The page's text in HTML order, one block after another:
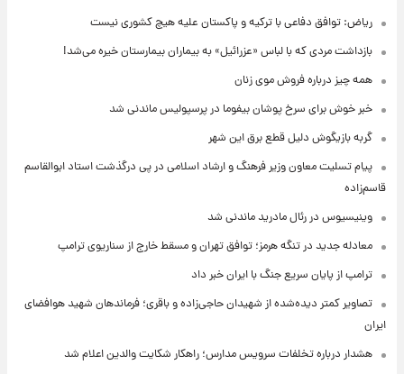
ریاض: توافق دفاعی با ترکیه و پاکستان علیه هیچ کشوری نیست
بازداشت مردی که با لباس «عزرائیل» به بیماران بیمارستان خیره می‌شد!
همه چیز درباره فروش موی زنان
خبر خوش برای سرخ پوشان بیفوما در پرسپولیس ماندنی شد
گربه بازیگوش دلیل قطع برق این شهر
پیام تسلیت معاون وزیر فرهنگ و ارشاد اسلامی در پی درگذشت استاد ابوالقاسم
قاسم‌زاده
وینیسیوس در رئال مادرید ماندنی شد
معادله جدید در تنگه هرمز؛ توافق تهران و مسقط خارج از سناریوی ترامپ
ترامپ از پایان سریع جنگ با ایران خبر داد
تصاویر کمتر دیده‌شده از شهیدان حاجی‌زاده و باقری؛ فرماندهان شهید هوافضای
ایران
هشدار درباره تخلفات سرویس مدارس؛ راهکار شکایت والدین اعلام شد